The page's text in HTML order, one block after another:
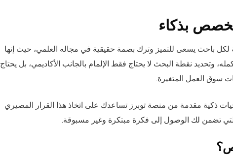
بذكاء
باحث يسعى للتميز وترك بصمة حقيقية في مجاله العلمي، حيث إنها
وتحديد نقطة البحث لا يحتاج فقط الإلمام بالجانب الأكاديمي، بل يحتاج
سوق العمل المتغيرة.
ذكية مقدمة من منصة توبرز تساعدك على اتخاذ هذا القرار المصيري
تضمن لك الوصول إلى فكرة مبتكرة وغير مسبوقة.